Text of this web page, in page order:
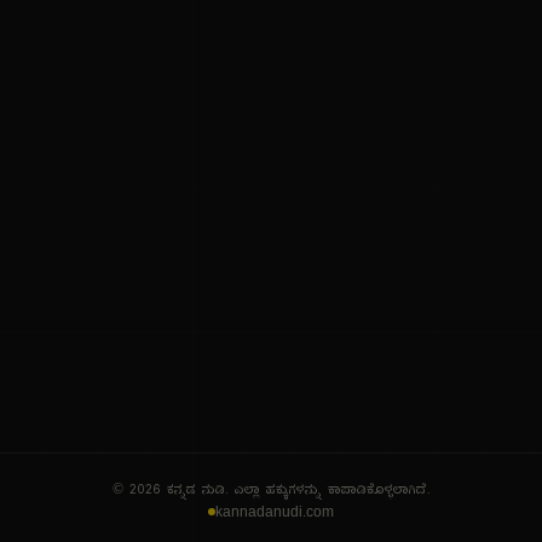
© 2026 ಕನ್ನಡ ನುಡಿ. ಎಲ್ಲಾ ಹಕ್ಕುಗಳನ್ನು ಕಾಪಾಡಿಕೊಳ್ಳಲಾಗಿದೆ.
kannadanudi.com